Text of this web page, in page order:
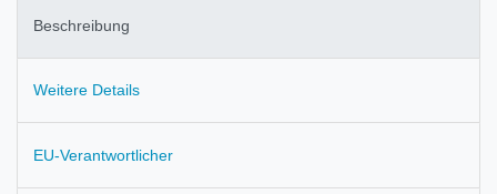
Beschreibung
Weitere Details
EU-Verantwortlicher